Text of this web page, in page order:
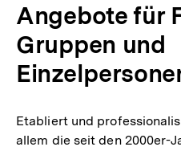
Angebote für
Gruppen und
Etabliert und
allem die seit den 2000er-